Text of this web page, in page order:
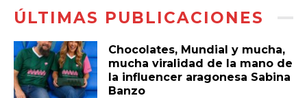
ÚLTIMAS PUBLICACIONES
Chocolates, Mundial y mucha,
mucha viralidad de la mano de
la influencer aragonesa Sabina
Banzo